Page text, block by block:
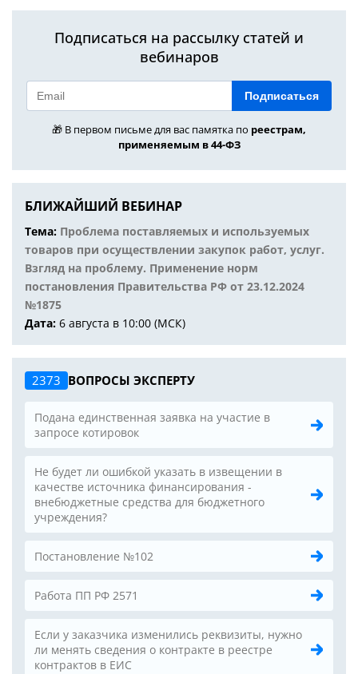
Подписаться на рассылку статей и
вебинаров
Подписаться
🎁 В первом письме для вас памятка по реестрам,
применяемым в 44-ФЗ
БЛИЖАЙШИЙ ВЕБИНАР
Тема: Проблема поставляемых и используемых
товаров при осуществлении закупок работ, услуг.
Взгляд на проблему. Применение норм
постановления Правительства РФ от 23.12.2024
№1875
Дата: 6 августа в 10:00 (МСК)
2373 ВОПРОСЫ ЭКСПЕРТУ
Подана единственная заявка на участие в
запросе котировок
Не будет ли ошибкой указать в извещении в
качестве источника финансирования -
внебюджетные средства для бюджетного
учреждения?
Постановление №102
Работа ПП РФ 2571
Если у заказчика изменились реквизиты, нужно
ли менять сведения о контракте в реестре
контрактов в ЕИС